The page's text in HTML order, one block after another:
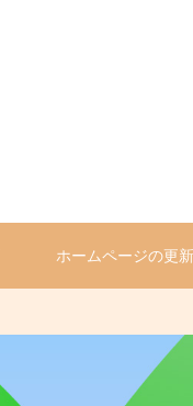
ホームページの更